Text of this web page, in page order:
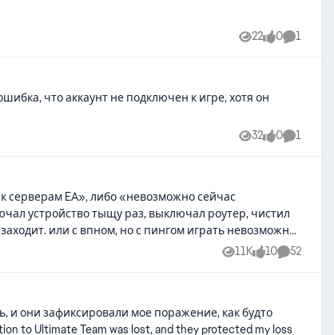
22
Views 0
likes 1
Comment
что аккаунт не подключен к игре, хотя он
32
Views 0
likes 1
Comment
серверам EA», либо «невозможно сейчас
устройство тыщу раз, выключал роутер, чистил
или с впном, но с пингом играть невозможно.
11K
Views 10
likes 52
Comments
и они зафиксировали мое поражение, как будто